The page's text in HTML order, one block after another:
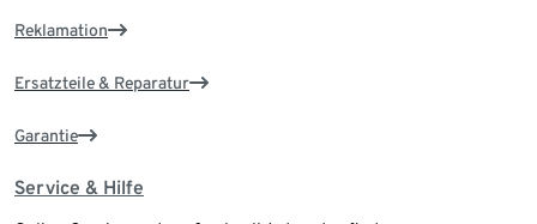
Reklamation
Ersatzteile & Reparatur
Garantie
Service & Hilfe